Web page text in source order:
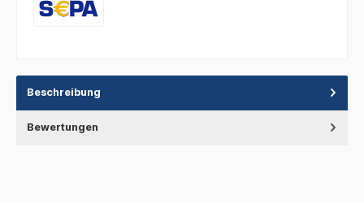
Beschreibung
Bewertungen